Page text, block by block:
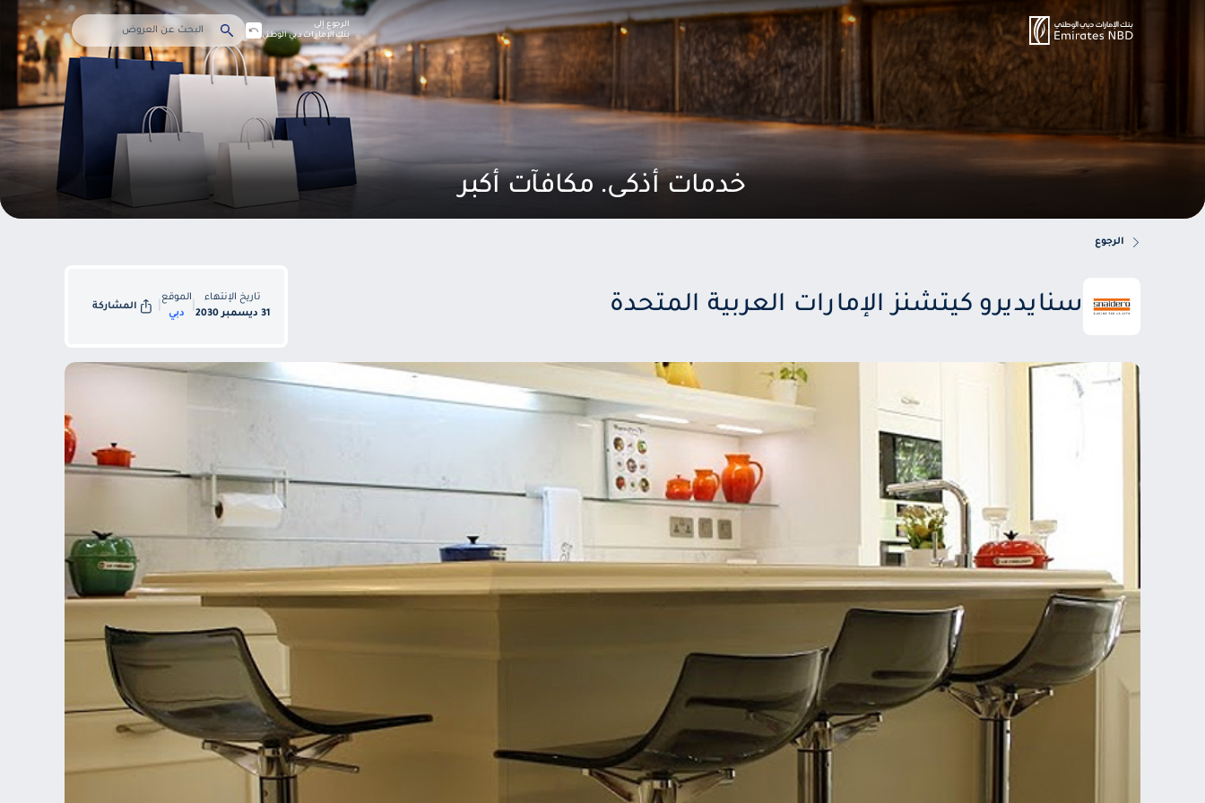
خدمات أذكى. مكافآت أكبر
الرجوع إلى
بنك الإمارات دبي الوطني
الرجوع
سنايديرو كيتشنز الإمارات العربية المتحدة
تاريخ الإنتهاء
31 ديسمبر 2030
الموقع
دبي
المشاركة